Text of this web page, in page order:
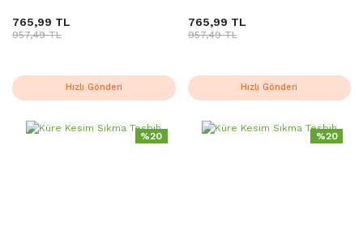
765,99 TL
957,49 TL
Hızlı Gönderi
765,99 TL
957,49 TL
Hızlı Gönderi
%20 %20